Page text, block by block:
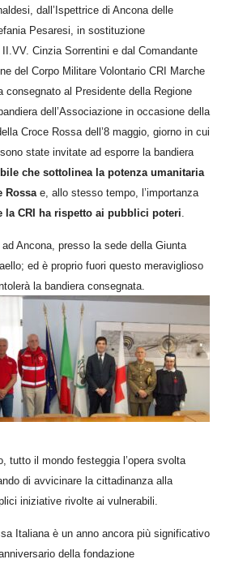
dall’Ispettrice di Ancona delle
Pesaresi, in sostituzione
Cinzia Sorrentini e dal Comandante
del Corpo Militare Volontario CRI Marche
consegnato al Presidente della Regione
dell’Associazione in occasione della
Croce Rossa dell’8 maggio, giorno in cui
state invitate ad esporre la bandiera
che sottolinea la potenza umanitaria
Rossae, allo stesso tempo, l’importanza
la CRI ha rispetto ai pubblici poteri.
Ancona, presso la sede della Giunta
ed è proprio fuori questo meraviglioso
la bandiera consegnata.
tutto il mondo festeggia l’opera svolta
di avvicinare la cittadinanza alla
iniziative rivolte ai vulnerabili.
Italiana è un anno ancora più significativo
della fondazione